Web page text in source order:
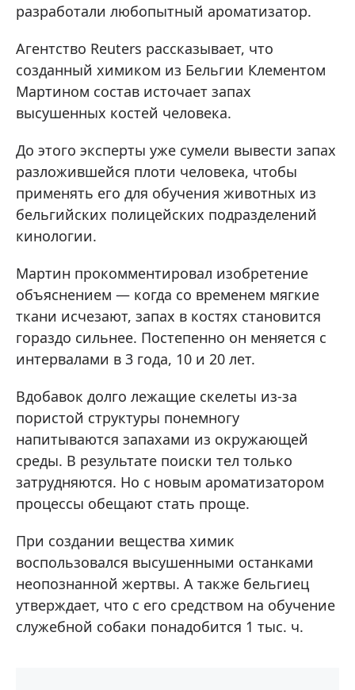
разработали любопытный ароматизатор.
Агентство Reuters рассказывает, что
созданный химиком из Бельгии Клементом
Мартином состав источает запах
высушенных костей человека.
До этого эксперты уже сумели вывести запах
разложившейся плоти человека, чтобы
применять его для обучения животных из
бельгийских полицейских подразделений
кинологии.
Мартин прокомментировал изобретение
объяснением — когда со временем мягкие
ткани исчезают, запах в костях становится
гораздо сильнее. Постепенно он меняется с
интервалами в 3 года, 10 и 20 лет.
Вдобавок долго лежащие скелеты из-за
пористой структуры понемногу
напитываются запахами из окружающей
среды. В результате поиски тел только
затрудняются. Но с новым ароматизатором
процессы обещают стать проще.
При создании вещества химик
воспользовался высушенными останками
неопознанной жертвы. А также бельгиец
утверждает, что с его средством на обучение
служебной собаки понадобится 1 тыс. ч.